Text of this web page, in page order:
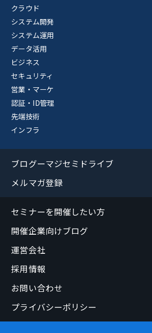
クラウド
システム開発
システム運用
データ活用
ビジネス
セキュリティ
営業・マーケ
認証・ID管理
先端技術
インフラ
ブログーマジセミドライブ
メルマガ登録
セミナーを開催したい方
開催企業向けブログ
運営会社
採用情報
お問い合わせ
プライバシーポリシー